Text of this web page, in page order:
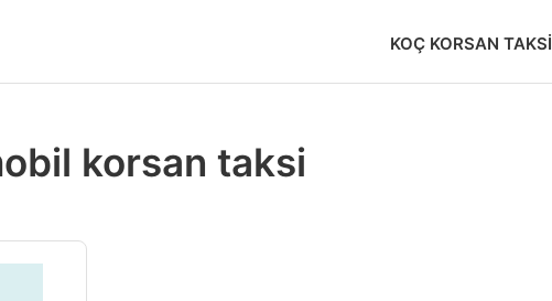
KOÇ KORSAN TAKSI
korsan taksi